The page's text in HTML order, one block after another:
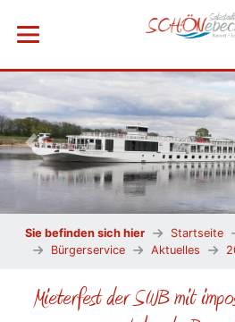
Menü öffnen
Vorheriges Bild
Sie befinden sich hier Startseite
Bürgerservice
Aktuelles
Mieterfest der SWB mit